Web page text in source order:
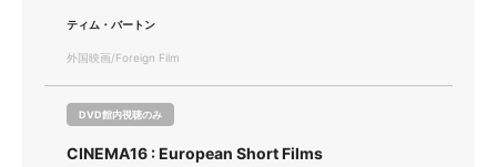
ティム・バートン
外国映画/Foreign Film
DVD館内視聴のみ
CINEMA16 : European Short Films